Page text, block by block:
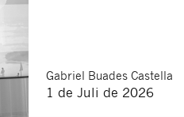
Gabriel Buades Castella
1 de Juli de 2026
Durch Klicken auf die Schaltfläche